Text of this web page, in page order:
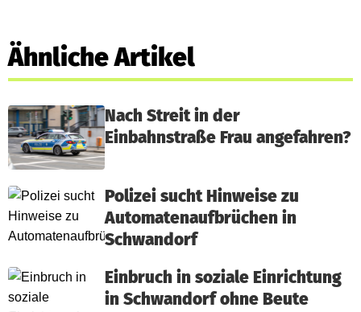
Ähnliche Artikel
Nach Streit in der
Einbahnstraße Frau angefahren?
Polizei sucht Hinweise zu
Automatenaufbrüchen in
Schwandorf
Einbruch in soziale Einrichtung
in Schwandorf ohne Beute